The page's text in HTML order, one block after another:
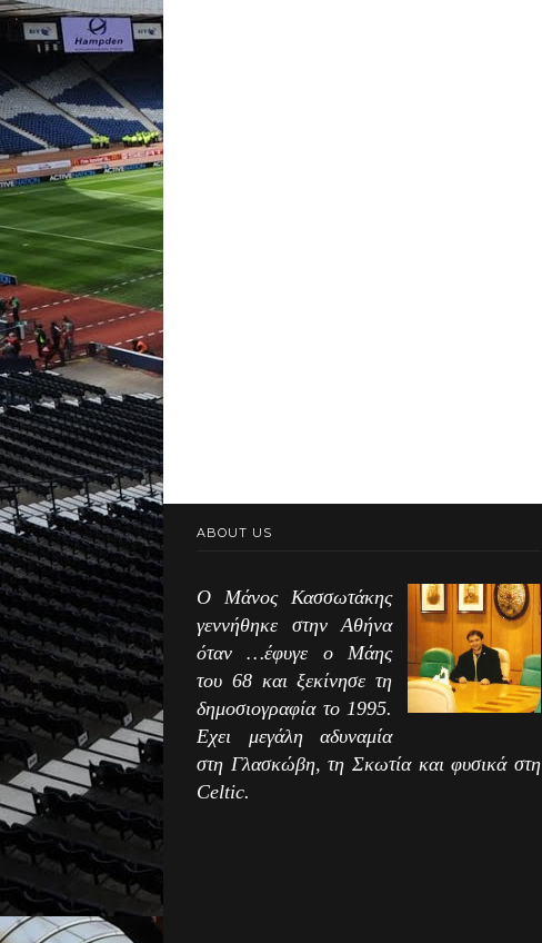
ABOUT US
Ο Μάνος Κασσωτάκης
γεννήθηκε στην Αθήνα
όταν …έφυγε ο Μάης
του 68 και ξεκίνησε τη
δημοσιογραφία το 1995.
Εχει μεγάλη αδυναμία
στη Γλασκώβη, τη Σκωτία και φυσικά στη
Celtic.